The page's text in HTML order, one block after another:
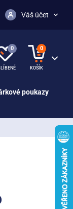
Váš účet
0 0
KOŠÍK
poukazy